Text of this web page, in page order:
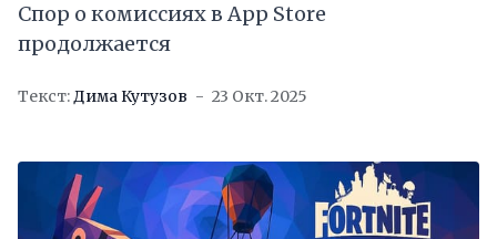
Спор о комиссиях в App Store
продолжается
Текст:Дима Кутузов 23 Окт. 2025